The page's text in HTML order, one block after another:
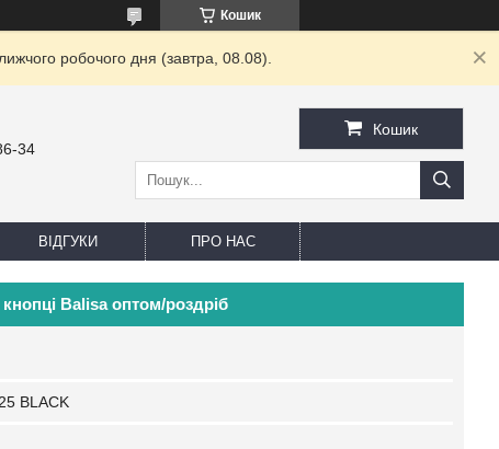
Кошик
робочого дня (завтра, 08.08).
34
Кошик
ВІДГУКИ ПРО НАС
Balisa оптом/роздріб
BLACK